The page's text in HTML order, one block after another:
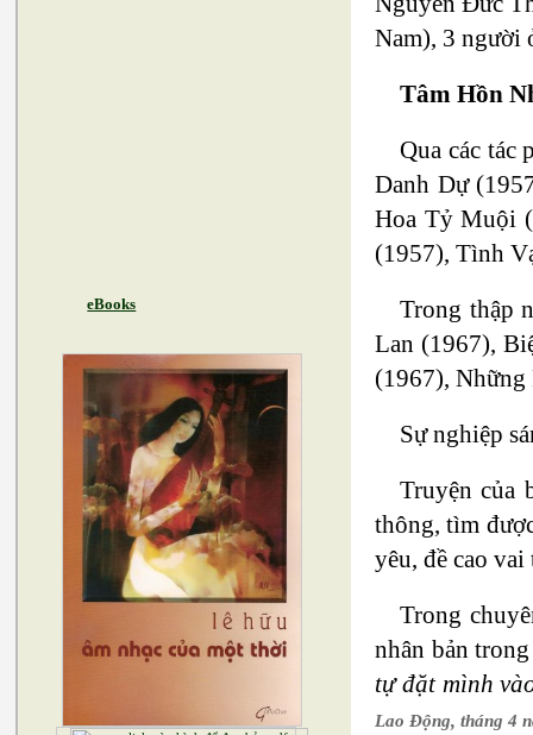
eBooks
Nam), 3 người
Tâm Hồn
Qua các
Danh Dự
Hoa Tỷ Muội
(1957), Tình
Trong thập
Lan (1967),
(1967),
Sự nghiệp
Truyện của
thông, tìm
yêu, đề cao
Trong
nhân bản
tự đặt mình
Lao Động, tháng 4